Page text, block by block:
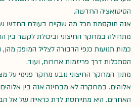
הסיטואציה החדשה.
אנה מוקסמת מכל מה שקיים בעולם החדש
מתחילה במחקר החיצוני וביכולת לקשר בין
כמות תנועות כנפי הדבורה לצליל המופק מהן,
הסתכלות דרך פריזמות אחרות, ועוד.
מתוך המחקר החיצוני נובע מחקר פנימי על
אלוהים. במחקרה לא מבחינה אנה בין
האחרים. היא מתייחסת לדת כראייה של אל